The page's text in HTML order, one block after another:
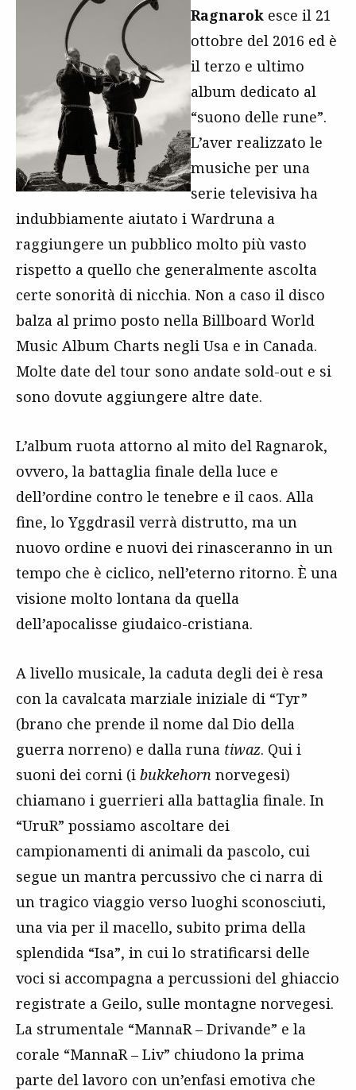
Ragnarok esce il 21
ottobre del 2016 ed è
il terzo e ultimo
album dedicato al
“suono delle rune”.
L’aver realizzato le
musiche per una
serie televisiva ha
indubbiamente aiutato i Wardruna a
raggiungere un pubblico molto più vasto
rispetto a quello che generalmente ascolta
certe sonorità di nicchia. Non a caso il disco
balza al primo posto nella Billboard World
Music Album Charts negli Usa e in Canada.
Molte date del tour sono andate sold-out e si
sono dovute aggiungere altre date.
L’album ruota attorno al mito del Ragnarok,
ovvero, la battaglia finale della luce e
dell’ordine contro le tenebre e il caos. Alla
fine, lo Yggdrasil verrà distrutto, ma un
nuovo ordine e nuovi dei rinasceranno in un
tempo che è ciclico, nell’eterno ritorno. È una
visione molto lontana da quella
dell’apocalisse giudaico-cristiana.
A livello musicale, la caduta degli dei è resa
con la cavalcata marziale iniziale di “Tyr”
(brano che prende il nome dal Dio della
guerra norreno) e dalla runa tiwaz. Qui i
suoni dei corni (i bukkehorn norvegesi)
chiamano i guerrieri alla battaglia finale. In
“UruR” possiamo ascoltare dei
campionamenti di animali da pascolo, cui
segue un mantra percussivo che ci narra di
un tragico viaggio verso luoghi sconosciuti,
una via per il macello, subito prima della
splendida “Isa”, in cui lo stratificarsi delle
voci si accompagna a percussioni del ghiaccio
registrate a Geilo, sulle montagne norvegesi.
La strumentale “MannaR – Drivande” e la
corale “MannaR – Liv” chiudono la prima
parte del lavoro con un’enfasi emotiva che